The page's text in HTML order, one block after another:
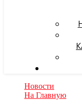
Новости
На Главную